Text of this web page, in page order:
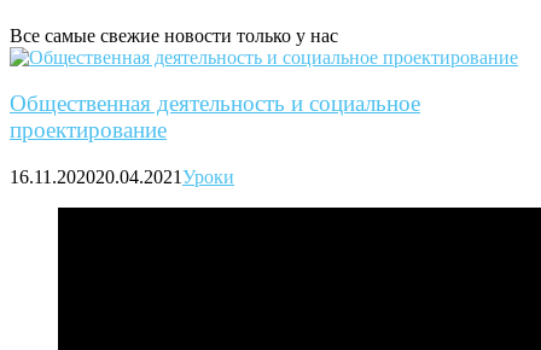
Все самые свежие новости только у нас
Общественная деятельность и социальное
проектирование
16.11.202020.04.2021Уроки